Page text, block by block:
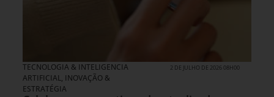
TECNOLOGIA & INTELIGENCIA
ARTIFICIAL, INOVAÇÃO &
ESTRATÉGIA
2 DE JULHO DE 2026 08H00